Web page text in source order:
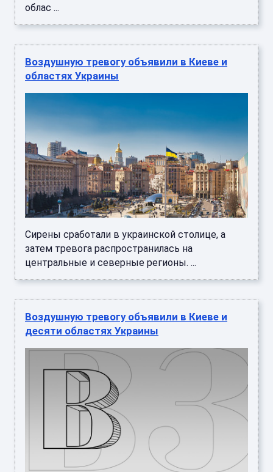
облас ...
Воздушную тревогу объявили в Киеве и
областях Украины
Сирены сработали в украинской столице, а
затем тревога распространилась на
центральные и северные регионы. ...
Воздушную тревогу объявили в Киеве и
десяти областях Украины